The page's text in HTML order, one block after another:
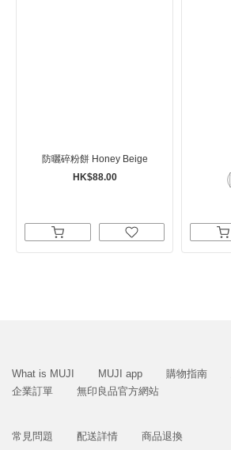
防曬碎粉餅 Honey Beige
HK$88.00
What is MUJI MUJI app 購物指南
企業訂單
無印良品官方網站
常見問題 配送詳情 商品退換